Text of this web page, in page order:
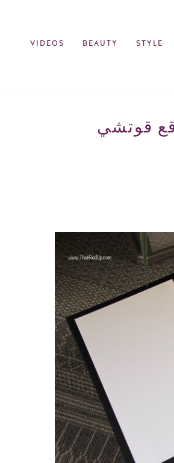
VIDEOS BEAUTY STYLE